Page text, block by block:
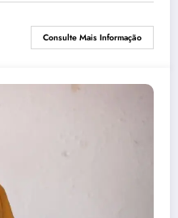
Consulte Mais Informação